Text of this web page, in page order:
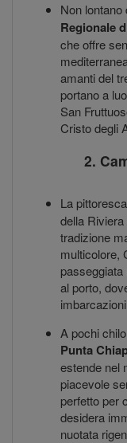
Non lontano
Regionale
che offre
amanti del
portano a
San
Cristo degli
2.
La
della
tradizione
multicolore,
al porto,
A pochi
Punta
estende nel
piacevole
perfetto per
desidera
nuotata